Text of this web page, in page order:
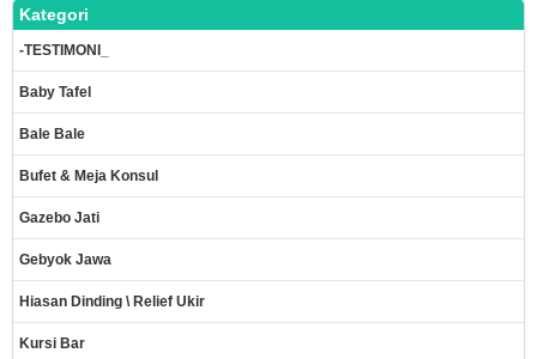
Kategori
-TESTIMONI_
Baby Tafel
Bale Bale
Bufet & Meja Konsul
Gazebo Jati
Gebyok Jawa
Hiasan Dinding \ Relief Ukir
Kursi Bar